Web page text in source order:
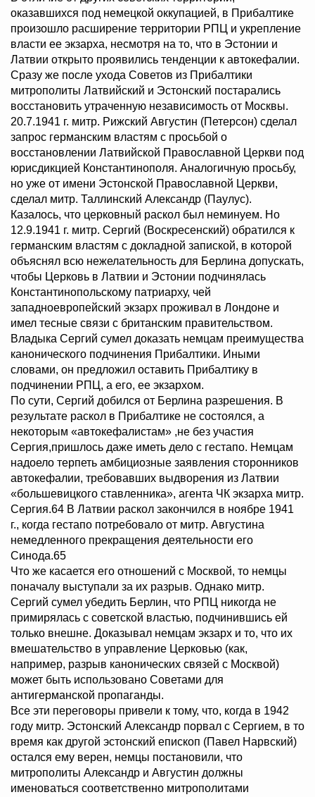
оказавшихся под немецкой оккупацией, в Прибалтике
произошло расширение территории РПЦ и укрепление
власти ее экзарха, несмотря на то, что в Эстонии и
Латвии открыто проявились тенденции к автокефалии.
Сразу же после ухода Советов из Прибалтики
митрополиты Латвийский и Эстонский постарались
восстановить утраченную независимость от Москвы.
20.7.1941 г. митр. Рижский Августин (Петерсон) сделал
запрос германским властям с просьбой о
восстановлении Латвийской Православной Церкви под
юрисдикцией Константинополя. Аналогичную просьбу,
но уже от имени Эстонской Православной Церкви,
сделал митр. Таллинский Александр (Паулус).
Казалось, что церковный раскол был неминуем. Но
12.9.1941 г. митр. Сергий (Воскресенский) обратился к
германским властям с докладной запиской, в которой
объяснял всю нежелательность для Берлина допускать,
чтобы Церковь в Латвии и Эстонии подчинялась
Константинопольскому патриарху, чей
западноевропейский экзарх проживал в Лондоне и
имел тесные связи с британским правительством.
Владыка Сергий сумел доказать немцам преимущества
канонического подчинения Прибалтики. Иными
словами, он предложил оставить Прибалтику в
подчинении РПЦ, а его, ее экзархом.
По сути, Сергий добился от Берлина разрешения. В
результате раскол в Прибалтике не состоялся, а
некоторым «автокефалистам» ,не без участия
Сергия,пришлось даже иметь дело с гестапо. Немцам
надоело терпеть амбициозные заявления сторонников
автокефалии, требовавших выдворения из Латвии
«большевицкого ставленника», агента ЧК экзарха митр.
Сергия.64 В Латвии раскол закончился в ноябре 1941
г., когда гестапо потребовало от митр. Августина
немедленного прекращения деятельности его
Синода.65
Что же касается его отношений с Москвой, то немцы
поначалу выступали за их разрыв. Однако митр.
Сергий сумел убедить Берлин, что РПЦ никогда не
примирялась с советской властью, подчинившись ей
только внешне. Доказывал немцам экзарх и то, что их
вмешательство в управление Церковью (как,
например, разрыв канонических связей с Москвой)
может быть использовано Советами для
антигерманской пропаганды.
Все эти переговоры привели к тому, что, когда в 1942
году митр. Эстонский Александр порвал с Сергием, в то
время как другой эстонский епископ (Павел Нарвский)
остался ему верен, немцы постановили, что
митрополиты Александр и Августин должны
именоваться соответственно митрополитами